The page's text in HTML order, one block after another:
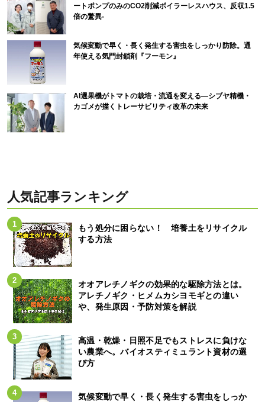
ートポンプのみのCO2削減ボイラーレスハウス、反収1.5
倍の驚異-
気候変動で早く・長く発生する害虫をしっかり防除。通
年使える気門封鎖剤『フーモン』
AI選果機がトマトの栽培・流通を変える―シブヤ精機・
カゴメが描くトレーサビリティ改革の未来
人気記事ランキング
もう処分に困らない！ 培養土をリサイクル
する方法
オオアレチノギクの効果的な駆除方法とは。
アレチノギク・ヒメムカシヨモギとの違い
や、発生原因・予防対策を解説
高温・乾燥・日照不足でもストレスに負けな
い農業へ。バイオスティミュラント資材の選
び方
気候変動で早く・長く発生する害虫をしっか